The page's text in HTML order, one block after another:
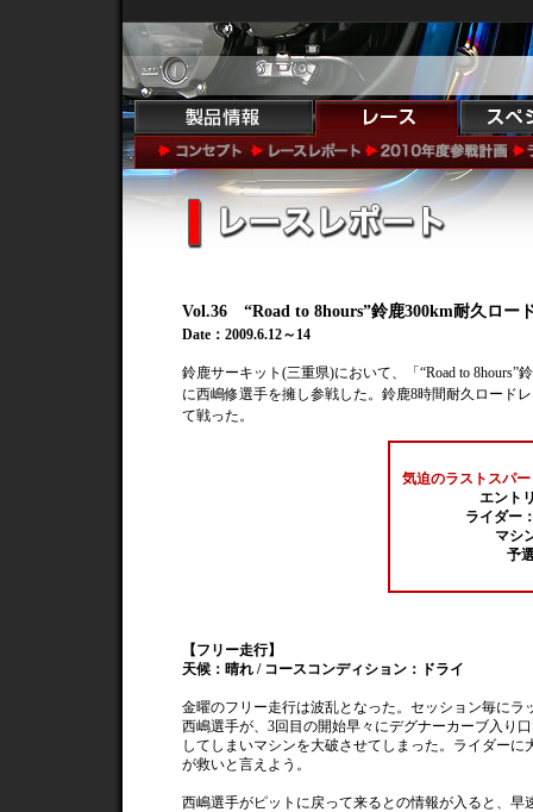
Vol.36 “Road to 8hours”鈴鹿300km耐久ロー
Date：2009.6.12～14
鈴鹿サーキット(三重県)において、「“Road to
に西嶋修選手を擁し参戦した。鈴鹿8時間耐久ロード
て戦った。
気迫のラストスパ
エント
ライダー
マシ
予
【フリー走行】
天候：晴れ / コースコンディション：ドライ
金曜のフリー走行は波乱となった。セッション毎にラ
西嶋選手が、3回目の開始早々にデグナーカーブ入り
してしまいマシンを大破させてしまった。ライダーに
が救いと言えよう。
西嶋選手がピットに戻って来るとの情報が入ると、早